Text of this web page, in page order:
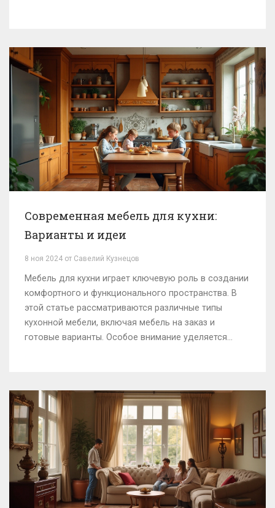
диван для вашей гостиной.
Современная мебель для кухни:
Варианты и идеи
8 ноя 2024 от Савелий Кузнецов
Мебель для кухни играет ключевую роль в создании
комфортного и функционального пространства. В
этой статье рассматриваются различные типы
кухонной мебели, включая мебель на заказ и
готовые варианты. Особое внимание уделяется